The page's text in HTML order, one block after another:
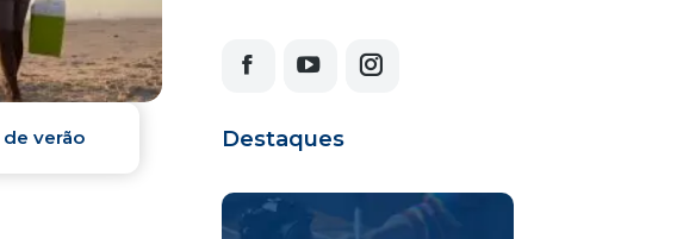
de verão
FacebookYouTubeInstagram
Destaques